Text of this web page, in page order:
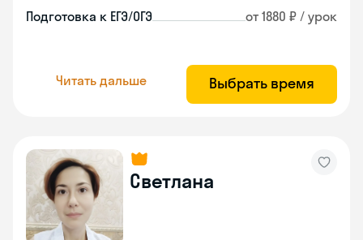
Подготовка к ЕГЭ/ОГЭ от 1880 ₽ / урок
Читать дальше Выбрать время
Светлана